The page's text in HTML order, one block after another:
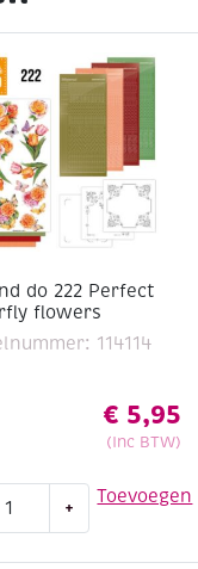
do 222 Perfect
flowers
114114
€ 5,95
(Inc BTW)
Toevoegen
+